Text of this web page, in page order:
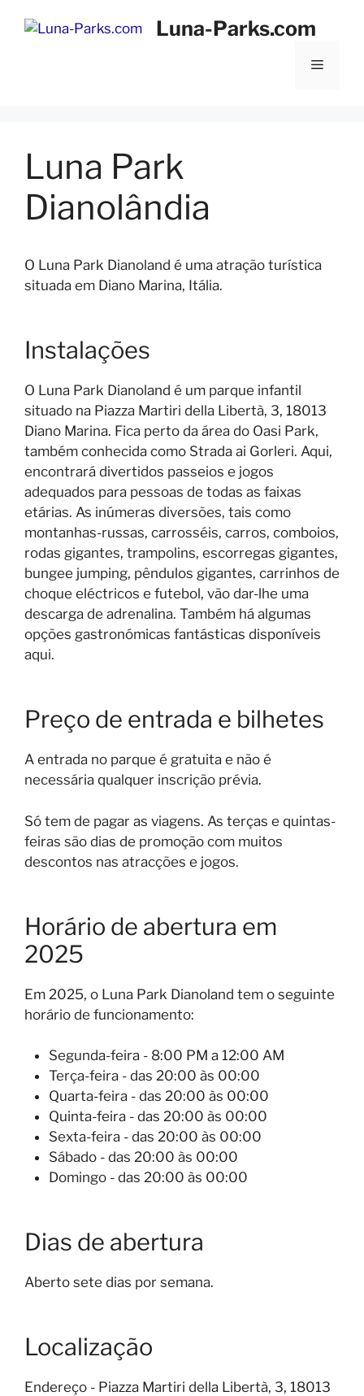
para
Luna-Parks.com
Menu
Luna Park
Dianolândia
O Luna Park Dianoland é uma atração turística
situada em Diano Marina, Itália.
Instalações
O Luna Park Dianoland é um parque infantil
situado na Piazza Martiri della Libertà, 3, 18013
Diano Marina. Fica perto da área do Oasi Park,
também conhecida como Strada ai Gorleri. Aqui,
encontrará divertidos passeios e jogos
adequados para pessoas de todas as faixas
etárias. As inúmeras diversões, tais como
montanhas-russas, carrosséis, carros, comboios,
rodas gigantes, trampolins, escorregas gigantes,
bungee jumping, pêndulos gigantes, carrinhos de
choque eléctricos e futebol, vão dar-lhe uma
descarga de adrenalina. Também há algumas
opções gastronómicas fantásticas disponíveis
aqui.
Preço de entrada e bilhetes
A entrada no parque é gratuita e não é
necessária qualquer inscrição prévia.
Só tem de pagar as viagens. As terças e quintas-
feiras são dias de promoção com muitos
descontos nas atracções e jogos.
Horário de abertura em
2025
Em 2025, o Luna Park Dianoland tem o seguinte
horário de funcionamento:
Segunda-feira - 8:00 PM a 12:00 AM
Terça-feira - das 20:00 às 00:00
Quarta-feira - das 20:00 às 00:00
Quinta-feira - das 20:00 às 00:00
Sexta-feira - das 20:00 às 00:00
Sábado - das 20:00 às 00:00
Domingo - das 20:00 às 00:00
Dias de abertura
Aberto sete dias por semana.
Localização
Endereço - Piazza Martiri della Libertà, 3, 18013